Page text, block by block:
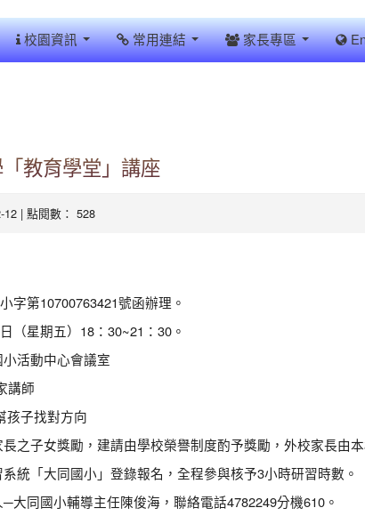
校園資訊 常用連結 家長專區
教育學堂」講座
12 | 點閱數： 528
字第10700763421號函辦理。
（星期五）18：30~21：30。
活動中心會議室
講師
孩子找對方向
之子女獎勵，建請由學校榮譽制度酌予獎勵，外校家長由
統「大同國小」登錄報名，全程參與核予3小時研習時數。
大同國小輔導主任陳俊海，聯絡電話4782249分機610。